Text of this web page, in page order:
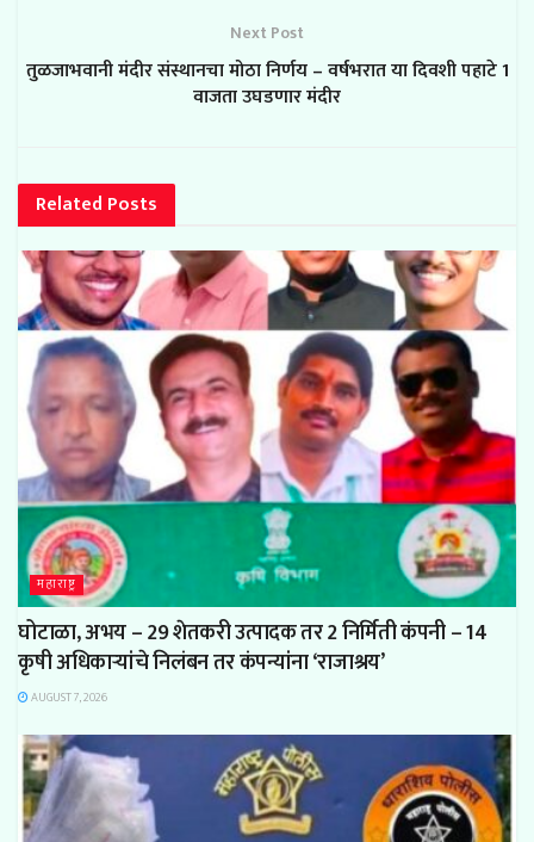
Next Post
तुळजाभवानी मंदीर संस्थानचा मोठा निर्णय – वर्षभरात या दिवशी पहाटे 1
वाजता उघडणार मंदीर
Related Posts
महाराष्ट्र
घोटाळा, अभय – 29 शेतकरी उत्पादक तर 2 निर्मिती कंपनी – 14
कृषी अधिकाऱ्यांचे निलंबन तर कंपन्यांना ‘राजाश्रय’
AUGUST 7, 2026